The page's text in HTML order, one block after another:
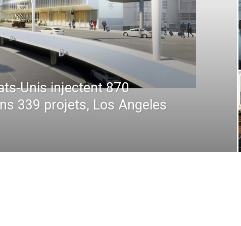
: De la prévision à
comment la technologie
en plein ciel et au sol